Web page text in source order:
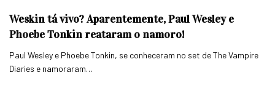
Weskin tá vivo? Aparentemente, Paul Wesley e
Phoebe Tonkin reataram o namoro!
Paul Wesley e Phoebe Tonkin, se conheceram no set de The Vampire
Diaries e namoraram…